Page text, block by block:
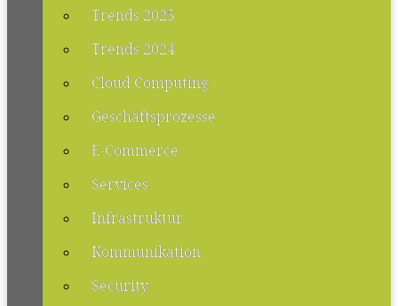
Trends 2025
Trends 2024
Cloud Computing
Geschäftsprozesse
E-Commerce
Services
Infrastruktur
Kommunikation
Security